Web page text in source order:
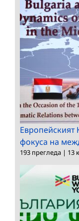
Европейският
фокуса на
193 прегледа | 13